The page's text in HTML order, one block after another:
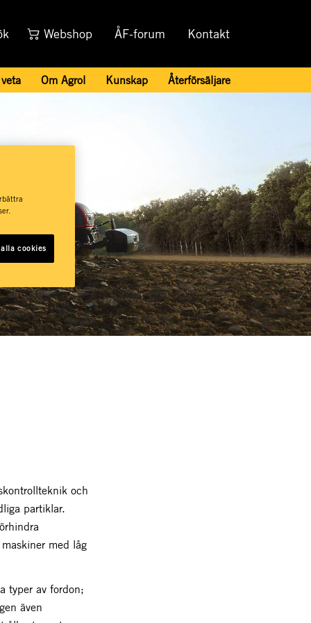
Webshop ÅF-forum Kontakt
Om Agrol Kunskap Återförsäljare
och
partiklar.
med låg
typer av fordon;
även
cookies